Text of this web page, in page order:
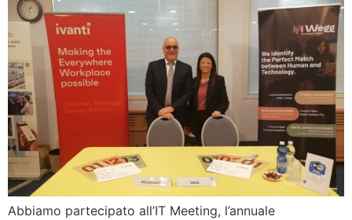
Abbiamo partecipato all’IT Meeting, l’annuale